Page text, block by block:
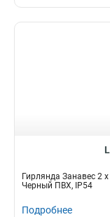
Гирлянда Занавес 2
Черный ПВХ, IP54
Подробнее